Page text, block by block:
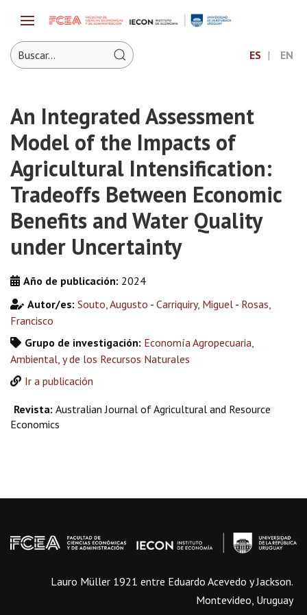
ES EN
An Integrated Assessment
Model of the Impacts of
Agricultural Intensification:
Tradeoffs Between Economic
Benefits and Water Quality
under Uncertainty
Año de publicación: 2024
Autor/es: Souto, Augusto - Carriquiry, Miguel - Rosas,
Francisco
Grupo de investigación: Economía Agropecuaria,
Ambiental, y de los Recursos Naturales
Ir a publicación
Revista: Australian Journal of Agricultural and Resource
Economics
Lauro Müller 1921 entre Eduardo Acevedo y Jackson.
Montevideo, Uruguay